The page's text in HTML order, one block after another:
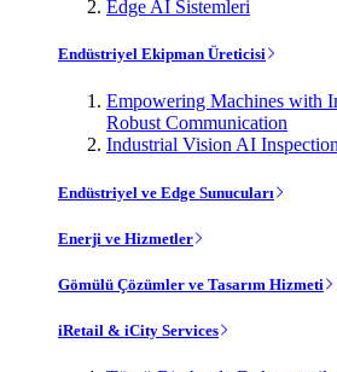
Edge AI Sistemleri
Endüstriyel Ekipman Üreticisi
Empowering Machines with
Robust Communication
Industrial Vision AI
Endüstriyel ve Edge Sunucuları
Enerji ve Hizmetler
Gömülü Çözümler ve Tasarım Hizmeti
iRetail & iCity Services